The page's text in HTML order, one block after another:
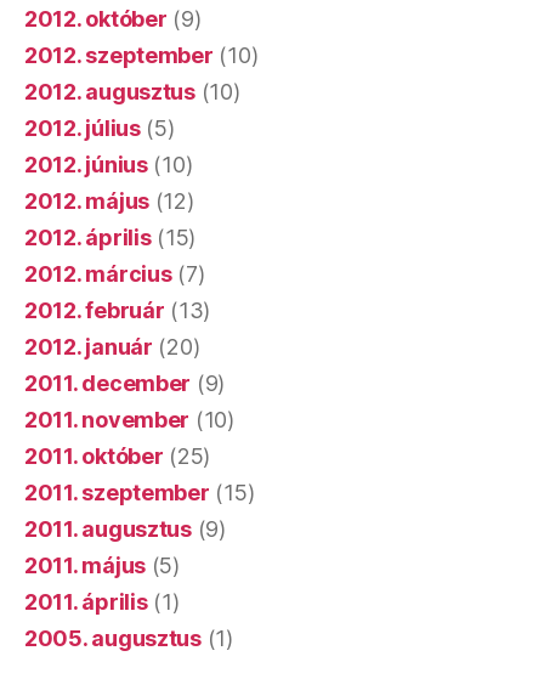
2012. október (9)
2012. szeptember (10)
2012. augusztus(10)
2012. július(5)
2012. június(10)
2012. május (12)
2012. április(15)
2012. március(7)
2012. február (13)
2012. január (20)
2011. december (9)
2011. november (10)
2011. október (25)
2011. szeptember (15)
2011. augusztus(9)
2011. május (5)
2011. április(1)
2005. augusztus(1)